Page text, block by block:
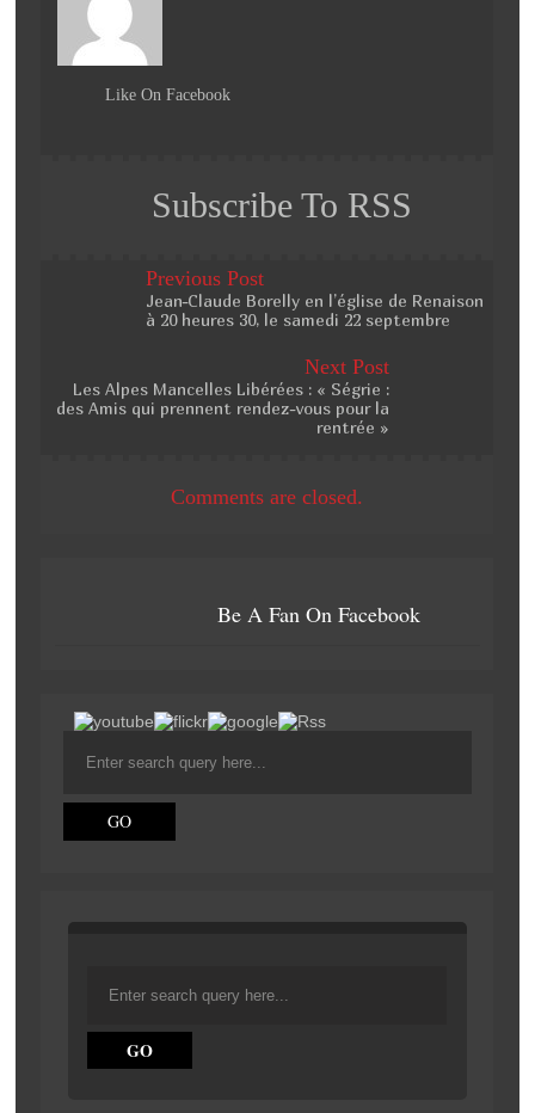
o
o
Like On Facebook
Subscribe To RSS
Previous Post
Jean-Claude Borelly en l’église de Renaison
à 20 heures 30, le samedi 22 septembre
Next Post
Les Alpes Mancelles Libérées : « Ségrie :
des Amis qui prennent rendez-vous pour la
rentrée »
Comments are closed.
Be A Fan On Facebook